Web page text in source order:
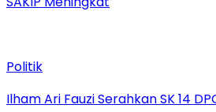
Politik
Ilham Ari Fauzi Serahkan SK 14